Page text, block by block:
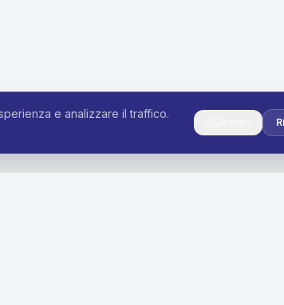
e analizzare il traffico.